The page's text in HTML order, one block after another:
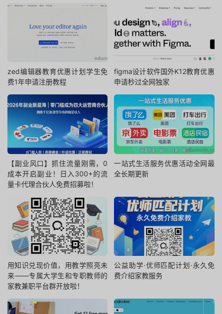
zed编辑器教育优惠计划学生免
费1年申请注册教程
figma设计软件国外K12教育优惠
申请秒过全网独家
【副业风口】抓住流量刚需，0
成本开启副业！日入300+的流
量卡代理合伙人免费招募啦！
一站式生活服务优惠活动全网最
全长期更新
用知识兑现价值，用教学照亮未
来——专属大学生和专职教师的
家教兼职平台群开放啦！
公益助学·优师匹配计划·永久免
费介绍家教服务